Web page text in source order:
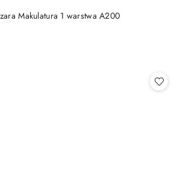
Makulatura 1 warstwa A200